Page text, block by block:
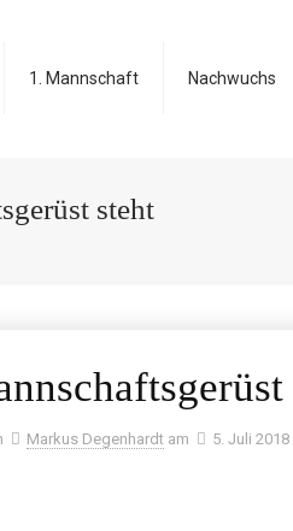
1. Mannschaft Nachwuchs
steht
Markus Degenhardt am 5. Juli 2018